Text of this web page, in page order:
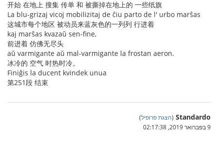
开始 在地上 搜集 传单 和 被撕掉在地上的 一些纸旗
La blu-grizaj vicoj mobilizitaj de ĉiu parto de l' urbo marŝas
这城市每个地区 被动员来蓝灰色的一列列 行进着
kaj marŝas kvazaŭ sen-fine,
前进着 仿佛无尽头
aŭ varmigante aŭ mal-varmigante la frostan aeron.
冰冷的 空气 时热时冷。
Finiĝis la ducent kvindek unua
第251段 结束
Standardo
(הצגת פרופיל)
9 בפברואר 2019, 02:17:38